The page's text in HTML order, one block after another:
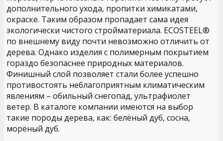
дополнительного ухода, пропитки химикатами,
окраске. Таким образом пропадает сама идея
экологически чистого стройматериала. ECOSTEEL®
по внешнему виду почти невозможно отличить от
дерева. Однако изделия с полимерным покрытием
гораздо безопаснее природных материалов.
Финишный слой позволяет стали более успешно
противостоять неблагоприятным климатическим
явлениям – обильный снегопад, ультрафиолет
ветер. В каталоге компании имеются на выбор
такие породы дерева, как: белёный дуб, сосна,
морёный дуб.